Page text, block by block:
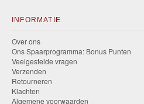
INFORMATIE
Over ons
Ons Spaarprogramma: Bonus Punten
Veelgestelde vragen
Verzenden
Retourneren
Klachten
Algemene voorwaarden